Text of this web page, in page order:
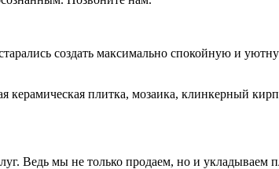
создать максимально спокойную и
керамическая плитка, мозаика, клинкерный
Ведь мы не только продаем, но и укладываем